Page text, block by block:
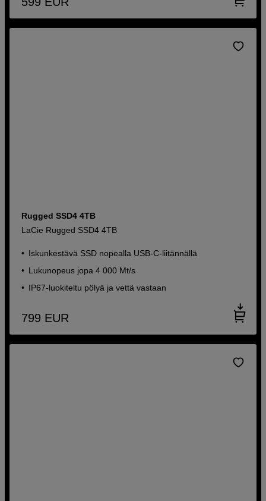
Rugged SSD4 4TB
LaCie Rugged SSD4 4TB
Iskunkestävä SSD nopealla USB-C-liitännällä
Lukunopeus jopa 4 000 Mt/s
IP67-luokiteltu pölyä ja vettä vastaan
799 EUR